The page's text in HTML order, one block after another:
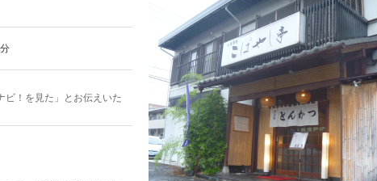
！を見た」とお伝えいた